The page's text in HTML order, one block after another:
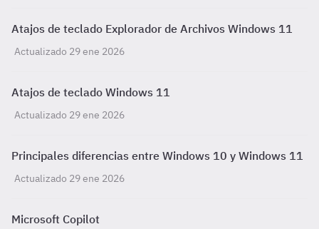
Atajos de teclado Explorador de Archivos Windows 11
Actualizado 29 ene 2026
Atajos de teclado Windows 11
Actualizado 29 ene 2026
Principales diferencias entre Windows 10 y Windows 11
Actualizado 29 ene 2026
Microsoft Copilot